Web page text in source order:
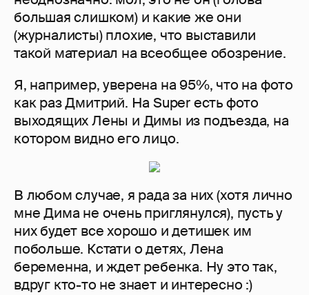
большая слишком) и какие же они
(журналисты) плохие, что выставили
такой материал на всеобщее обозрение.
Я, например, уверена на 95%, что на фото
как раз Дмитрий. На Super есть фото
выходящих Лены и Димы из подъезда, на
котором видно его лицо.
В любом случае, я рада за них (хотя лично
мне Дима не очень приглянулся), пусть у
них будет все хорошо и детишек им
побольше. Кстати о детях, Лена
беременна, и ждет ребенка. Ну это так,
вдруг кто-то не знает и интересно :)